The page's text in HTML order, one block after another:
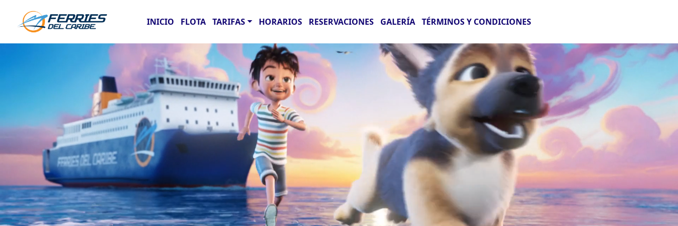
INICIO FLOTA TARIFAS HORARIOS RESERVACIONES GALERÍA TÉRMINOS Y CONDICIONES